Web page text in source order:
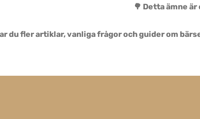
🌳 Detta ämne
du fler artiklar, vanliga frågor och guider om